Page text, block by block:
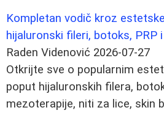
Kompletan vodič kroz
hijaluronski fileri, botoks, PRP
Raden Videnović 2026-07-27
Otkrijte sve o popularnim
poput hijaluronskih filera,
mezoterapije, niti za lice, skin